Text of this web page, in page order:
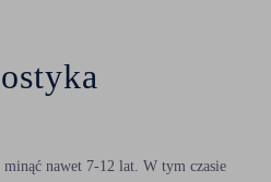
nawet 7-12 lat. W tym czasie